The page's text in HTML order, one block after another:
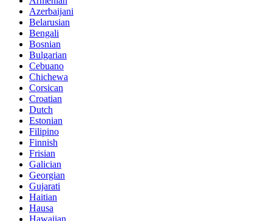
Azerbaijani
Belarusian
Bengali
Bosnian
Bulgarian
Cebuano
Chichewa
Corsican
Croatian
Dutch
Estonian
Filipino
Finnish
Frisian
Galician
Georgian
Gujarati
Haitian
Hausa
Hawaiian